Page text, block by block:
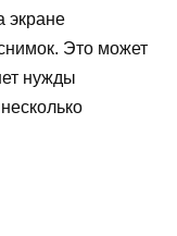
экране
Это может
нужды